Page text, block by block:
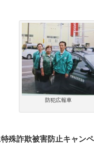
防犯広報車
殊詐欺被害防止キャン